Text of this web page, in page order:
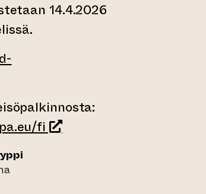
14.4.2026
toiseen verkkopalveluun)
fi (siirtyy toiseen